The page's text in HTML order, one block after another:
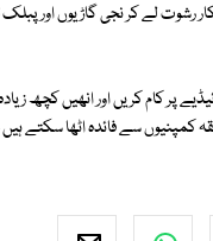
رشوت لے کر نجی گاڑیوں اور پبلک
کام کریں اور انھیں کچھ زیادہ
سے فائدہ اٹھا سکتے